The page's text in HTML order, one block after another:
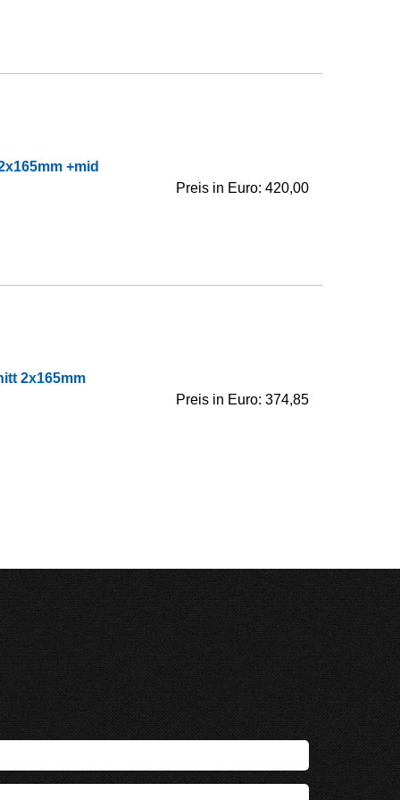
+mid
Preis in Euro: 420,00
2x165mm
Preis in Euro: 374,85